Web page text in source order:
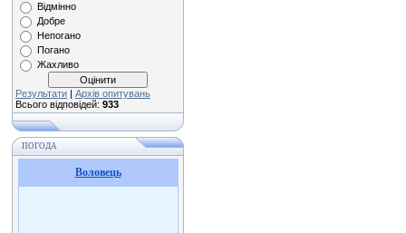
Відмінно
Добре
Непогано
Погано
Жахливо
Результати | Архів опитувань
Всього відповідей: 933
ПОГОДА
Воловець